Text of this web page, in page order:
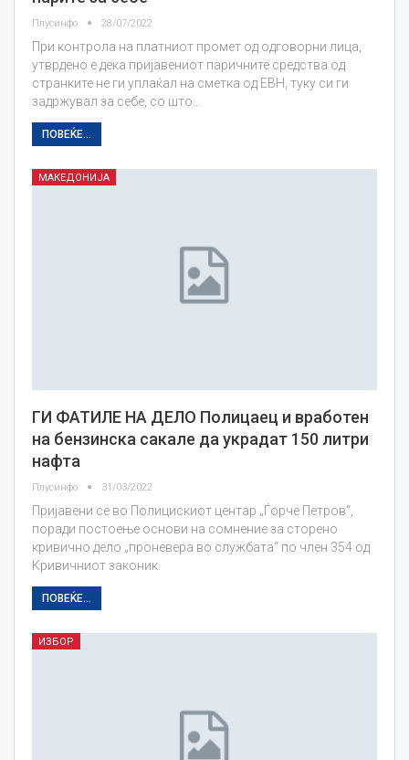
Плусинфо 28/07/2022
При контрола на платниот промет од одговорни лица,
утврдено е дека пријавениот паричните средства од
странките не ги уплаќал на сметка од ЕВН, туку си ги
задржувал за себе, со што…
ПОВЕЌЕ...
МАКЕДОНИЈА
ГИ ФАТИЛЕ НА ДЕЛО Полицаец и вработен
на бензинска сакале да украдат 150 литри
нафта
Плусинфо 31/03/2022
Пријавени се во Полицискиот центар „Ѓорче Петров“,
поради постоење основи на сомнение за сторено
кривично дело „проневера во службата“ по член 354 од
Кривичниот законик.
ПОВЕЌЕ...
ИЗБОР